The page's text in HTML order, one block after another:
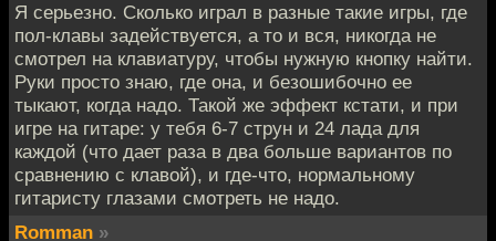
Я серьезно. Сколько играл в разные такие игры, где
пол-клавы задействуется, а то и вся, никогда не
смотрел на клавиатуру, чтобы нужную кнопку найти.
Руки просто знаю, где она, и безошибочно ее
тыкают, когда надо. Такой же эффект кстати, и при
игре на гитаре: у тебя 6-7 струн и 24 лада для
каждой (что дает раза в два больше вариантов по
сравнению с клавой), и где-что, нормальному
гитаристу глазами смотреть не надо.
Romman »